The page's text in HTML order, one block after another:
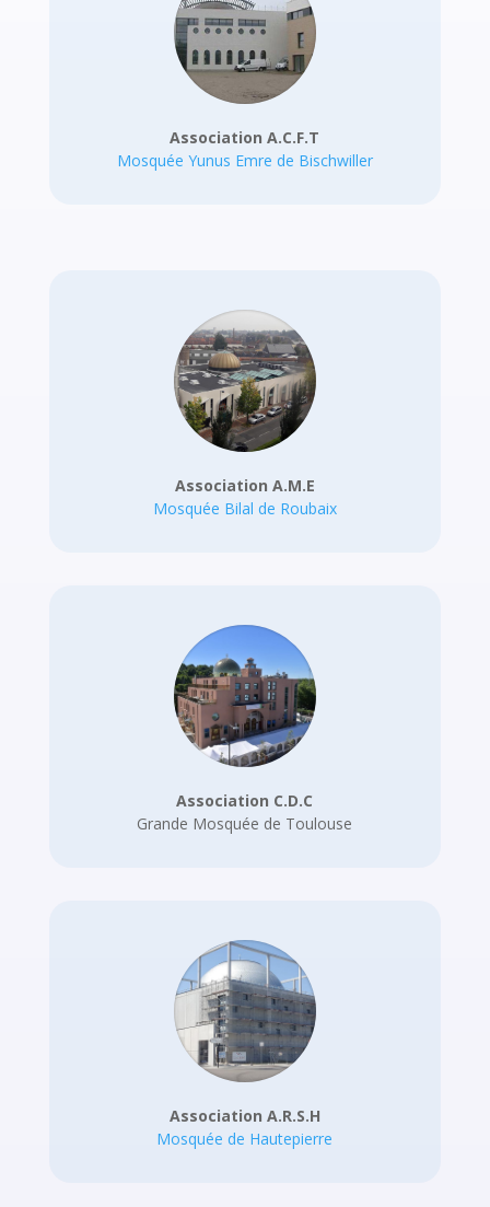
Association A.C.F.T
Mosquée Yunus Emre de Bischwiller
Association A.M.E
Mosquée Bilal de Roubaix
Association C.D.C
Grande Mosquée de Toulouse
Association A.R.S.H
Mosquée de Hautepierre